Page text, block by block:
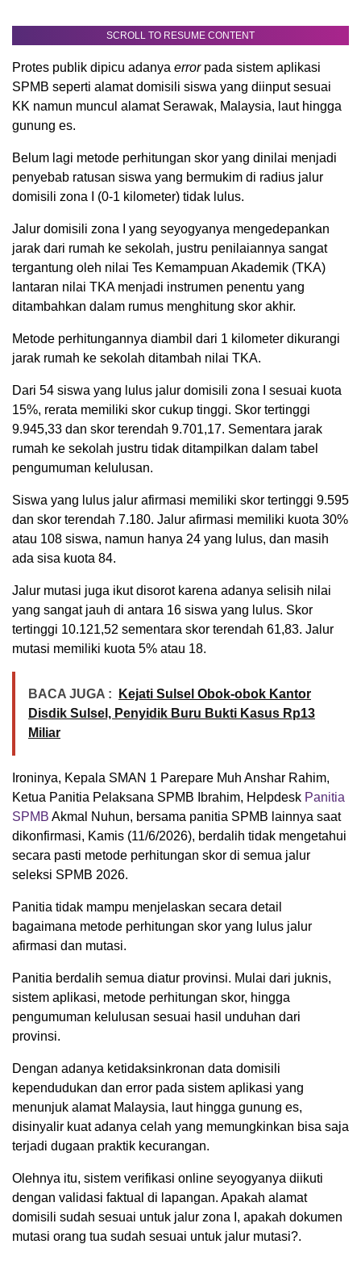
SCROLL TO RESUME CONTENT
Protes publik dipicu adanya errorpada sistem aplikasi
SPMB seperti alamat domisili siswa yang diinput sesuai
KK namun muncul alamat Serawak, Malaysia, laut hingga
gunung es.
Belum lagi metode perhitungan skor yang dinilai menjadi
penyebab ratusan siswa yang bermukim di radius jalur
domisili zona I (0-1 kilometer) tidak lulus.
Jalur domisili zona I yang seyogyanya mengedepankan
jarak dari rumah ke sekolah, justru penilaiannya sangat
tergantung oleh nilai Tes Kemampuan Akademik (TKA)
lantaran nilai TKA menjadi instrumen penentu yang
ditambahkan dalam rumus menghitung skor akhir.
Metode perhitungannya diambil dari 1 kilometer dikurangi
jarak rumah ke sekolah ditambah nilai TKA.
Dari 54 siswa yang lulus jalur domisili zona I sesuai kuota
15%, rerata memiliki skor cukup tinggi. Skor tertinggi
9.945,33 dan skor terendah 9.701,17. Sementara jarak
rumah ke sekolah justru tidak ditampilkan dalam tabel
pengumuman kelulusan.
Siswa yang lulus jalur afirmasi memiliki skor tertinggi 9.595
dan skor terendah 7.180. Jalur afirmasi memiliki kuota 30%
atau 108 siswa, namun hanya 24 yang lulus, dan masih
ada sisa kuota 84.
Jalur mutasi juga ikut disorot karena adanya selisih nilai
yang sangat jauh di antara 16 siswa yang lulus. Skor
tertinggi 10.121,52 sementara skor terendah 61,83. Jalur
mutasi memiliki kuota 5% atau 18.
BACA JUGA :
Kejati Sulsel Obok-obok Kantor
Disdik Sulsel, Penyidik Buru Bukti Kasus Rp13
Miliar
Ironinya, Kepala SMAN 1 Parepare Muh Anshar Rahim,
Ketua Panitia Pelaksana SPMB Ibrahim, Helpdesk Panitia
SPMB Akmal Nuhun, bersama panitia SPMB lainnya saat
dikonfirmasi, Kamis (11/6/2026), berdalih tidak mengetahui
secara pasti metode perhitungan skor di semua jalur
seleksi SPMB 2026.
Panitia tidak mampu menjelaskan secara detail
bagaimana metode perhitungan skor yang lulus jalur
afirmasi dan mutasi.
Panitia berdalih semua diatur provinsi. Mulai dari juknis,
sistem aplikasi, metode perhitungan skor, hingga
pengumuman kelulusan sesuai hasil unduhan dari
provinsi.
Dengan adanya ketidaksinkronan data domisili
kependudukan dan error pada sistem aplikasi yang
menunjuk alamat Malaysia, laut hingga gunung es,
disinyalir kuat adanya celah yang memungkinkan bisa saja
terjadi dugaan praktik kecurangan.
Olehnya itu, sistem verifikasi online seyogyanya diikuti
dengan validasi faktual di lapangan. Apakah alamat
domisili sudah sesuai untuk jalur zona I, apakah dokumen
mutasi orang tua sudah sesuai untuk jalur mutasi?.